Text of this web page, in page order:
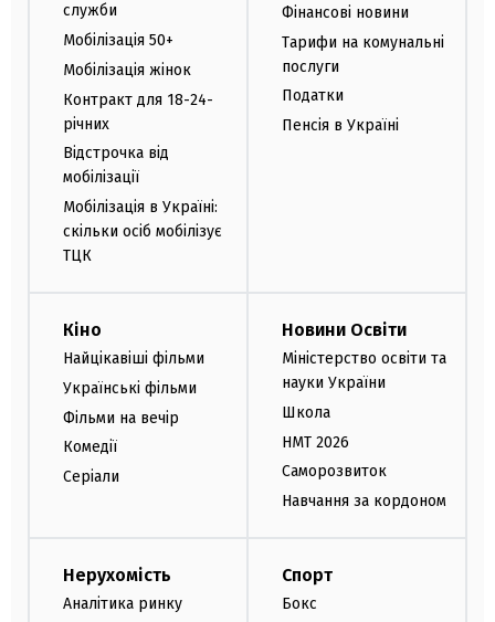
служби
Мобілізація 50+
Мобілізація жінок
Контракт для 18-24-
річних
Відстрочка від
мобілізації
Мобілізація в Україні:
скільки осіб мобілізує
ТЦК
Фінансові новини
Тарифи на комунальні
послуги
Податки
Пенсія в Україні
Кіно
Найцікавіші фільми
Українські фільми
Фільми на вечір
Комедії
Серіали
Новини Освіти
Міністерство освіти та
науки України
Школа
НМТ 2026
Саморозвиток
Навчання за кордоном
Нерухомість
Аналітика ринку
Спорт
Бокс